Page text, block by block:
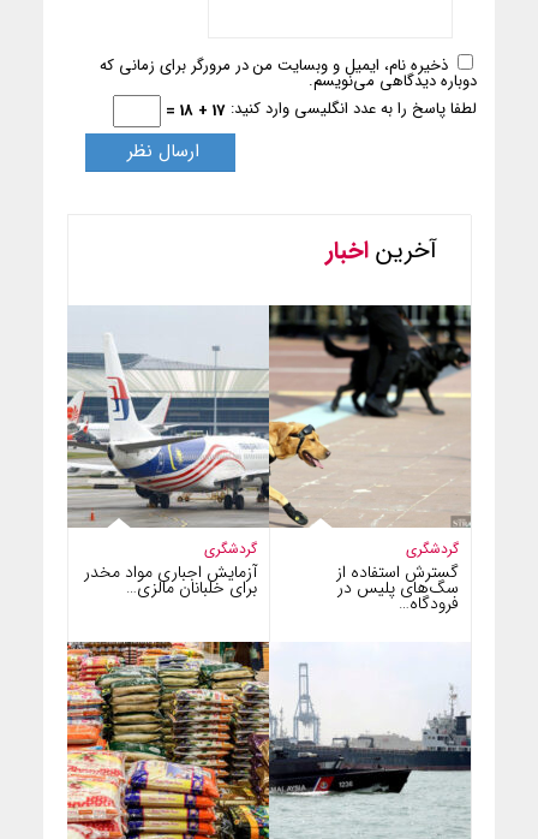
ذخیره نام، ایمیل و وبسایت من در مرورگر برای زمانی که
دوباره دیدگاهی می‌نویسم.
لطفا پاسخ را به عدد انگلیسی وارد کنید: 17 + 18 =
آخریناخبار
گردشگری
آزمایش اجباری مواد مخدر
برای خلبانان مالزی…
گردشگری
گسترش استفاده از
سگ‌های پلیس در
فرودگاه…